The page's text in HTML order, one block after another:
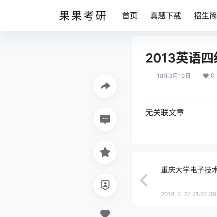
果果考研 首页 真题下载 招生
2013英语四
18年2月10日 0
无关联文章
重庆大学电子技
2018-3-27 21:24:38